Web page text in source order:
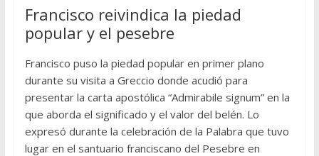
Francisco reivindica la piedad
popular y el pesebre
Francisco puso la piedad popular en primer plano
durante su visita a Greccio donde acudió para
presentar la carta apostólica “Admirabile signum” en la
que aborda el significado y el valor del belén. Lo
expresó durante la celebración de la Palabra que tuvo
lugar en el santuario franciscano del Pesebre en